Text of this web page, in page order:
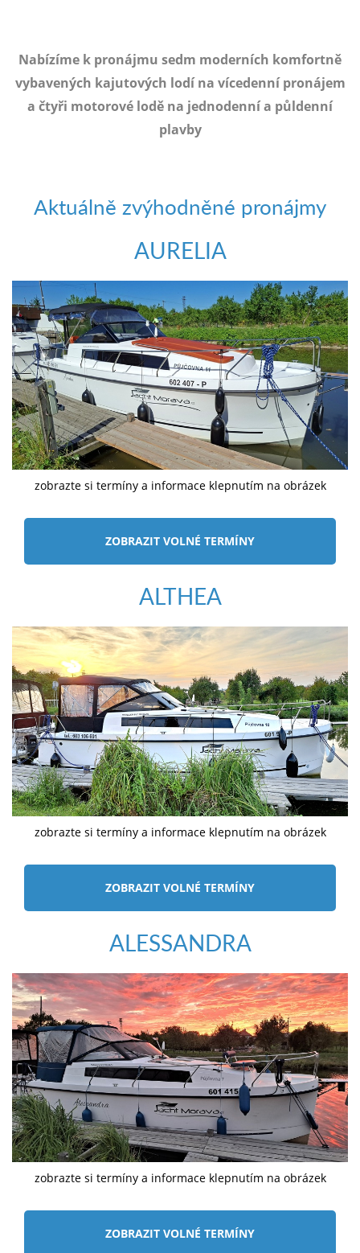
Nabízíme k pronájmu sedm moderních komfortně
vybavených kajutových lodí na vícedenní pronájem
a čtyři motorové lodě na jednodenní a půldenní
plavby
Aktuálně zvýhodněné pronájmy
AURELIA
zobrazte si termíny a informace klepnutím na obrázek
ZOBRAZIT VOLNÉ TERMÍNY
ALTHEA
zobrazte si termíny a informace klepnutím na obrázek
ZOBRAZIT VOLNÉ TERMÍNY
ALESSANDRA
zobrazte si termíny a informace klepnutím na obrázek
ZOBRAZIT VOLNÉ TERMÍNY
objednat
poukaz